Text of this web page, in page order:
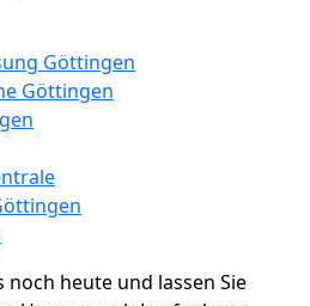
Göttingen
Göttingen
noch heute und lassen Sie